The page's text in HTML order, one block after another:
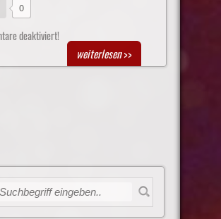
0
deaktiviert!
weiterlesen>>